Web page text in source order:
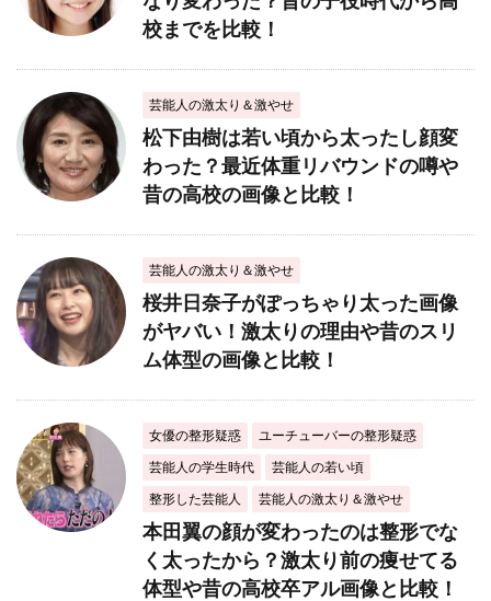
校までを比較！
芸能人の激太り＆激やせ
松下由樹は若い頃から太ったし顔変
わった？最近体重リバウンドの噂や
昔の高校の画像と比較！
芸能人の激太り＆激やせ
桜井日奈子がぽっちゃり太った画像
がヤバい！激太りの理由や昔のスリ
ム体型の画像と比較！
女優の整形疑惑
ユーチューバーの整形疑惑
芸能人の学生時代
芸能人の若い頃
整形した芸能人
芸能人の激太り＆激やせ
本田翼の顔が変わったのは整形でな
く太ったから？激太り前の痩せてる
体型や昔の高校卒アル画像と比較！